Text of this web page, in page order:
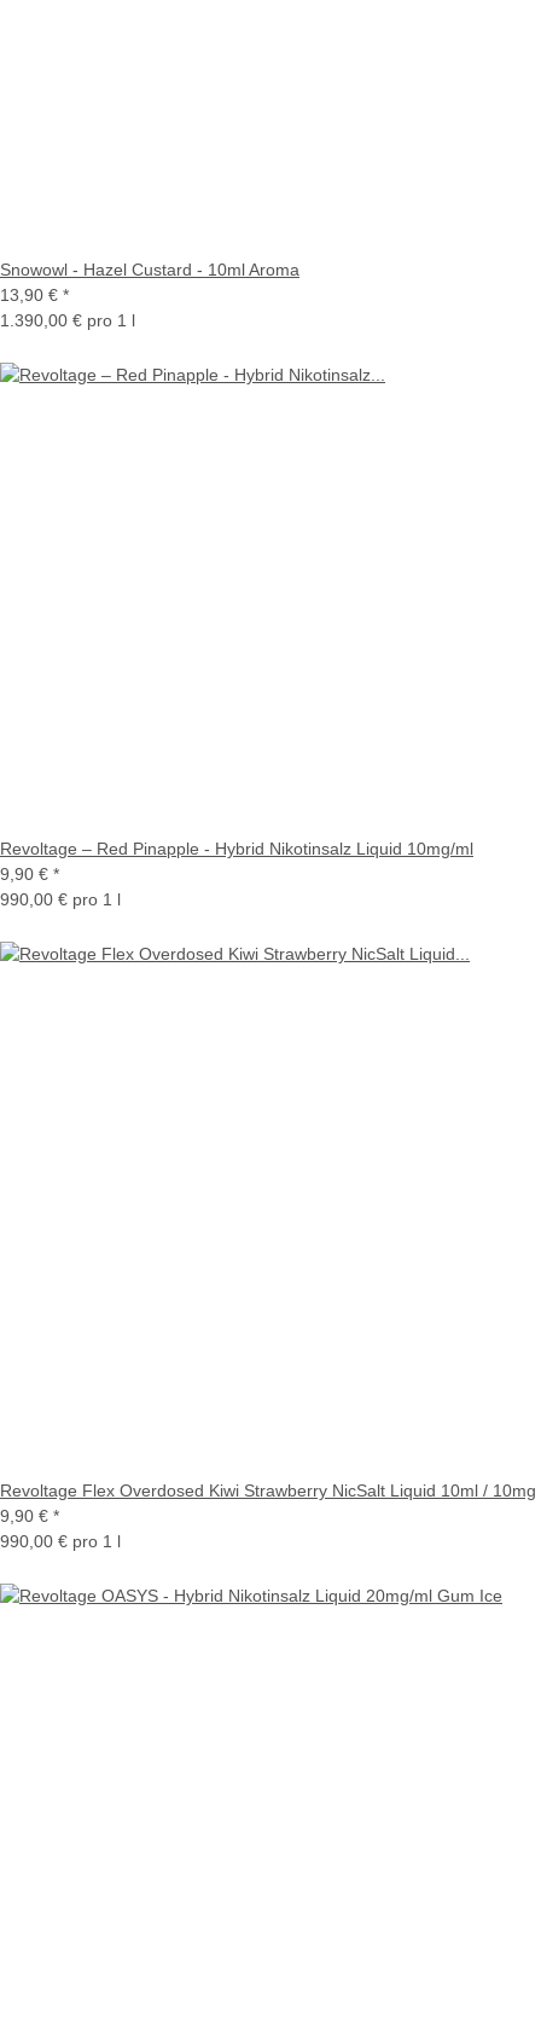
Snowowl - Hazel Custard - 10ml Aroma
13,90 € *
1.390,00 € pro 1 l
Revoltage – Red Pinapple - Hybrid Nikotinsalz Liquid 10mg/ml
9,90 € *
990,00 € pro 1 l
Revoltage Flex Overdosed Kiwi Strawberry NicSalt Liquid 10ml / 10mg
9,90 € *
990,00 € pro 1 l